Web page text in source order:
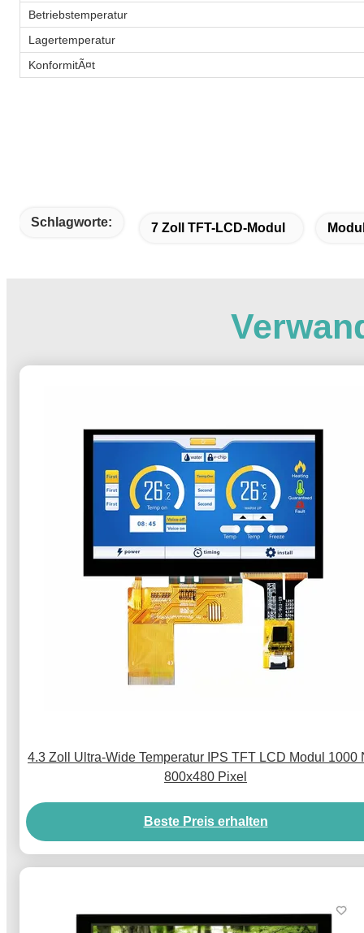
Betriebstemperatur
Lagertemperatur
KonformitÃ¤t
Schlagworte: 7 Zoll TFT-LCD-Modul
4.3 Zoll Ultra-Wide Temperatur IPS TFT LCD Modul 1000
800x480 Pixel
Beste Preis erhalten